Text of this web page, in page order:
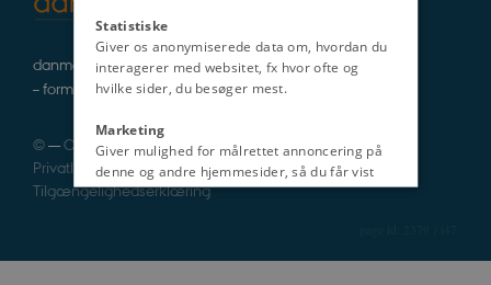
danmarkshistorie i tekst, lyd og billede
– formidlet af fagfolk
©—Cookies
Privatlivspolitik
Tilgængelighedserklæring
Statistiske
Giver os anonymiserede data om, hvordan du
interagerer med websitet, fx hvor ofte og
hvilke sider, du besøger mest.
Marketing
Giver mulighed for målrettet annoncering på
denne og andre hjemmesider, så du får vist
det indhold, der er mest relevant for dig.